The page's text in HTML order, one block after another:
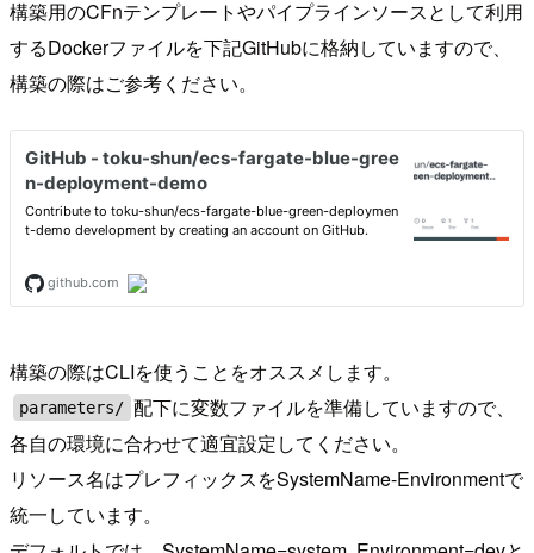
構築用のCFnテンプレートやパイプラインソースとして利用
するDockerファイルを下記GitHubに格納していますので、
構築の際はご参考ください。
構築の際はCLIを使うことをオススメします。
parameters/ 配下に変数ファイルを準備していますので、
各自の環境に合わせて適宜設定してください。
リソース名はプレフィックスをSystemName-Environmentで
統一しています。